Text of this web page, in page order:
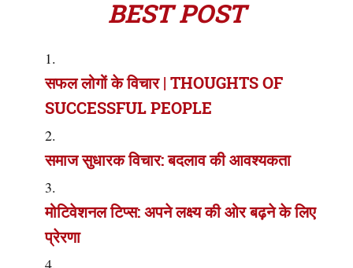
BEST POST
सफल लोगों के विचार | THOUGHTS OF
SUCCESSFUL PEOPLE
समाज सुधारक विचार: बदलाव की आवश्यकता
मोटिवेशनल टिप्स: अपने लक्ष्य की ओर बढ़ने के लिए
प्रेरणा